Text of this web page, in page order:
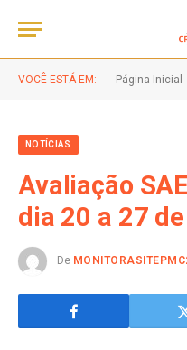
VOCÊ ESTÁ EM: Página Inicial
NOTÍCIAS
Avaliação
dia 20 a 27
De